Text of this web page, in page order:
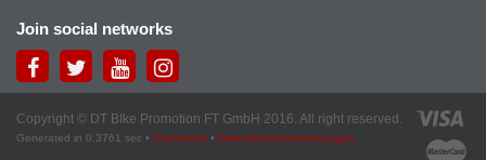
Join social networks
Copyright © DT BIke Promotion FT GmbH 2016. All right reserved.
Generated in 0.3761 sec • Impressum • Datenschutzbestimmungen